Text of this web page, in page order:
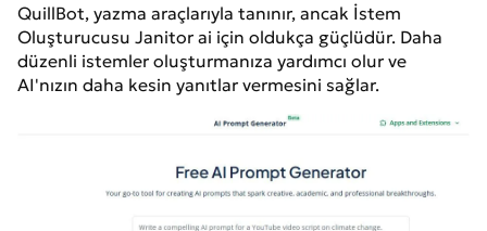
QuillBot, yazma araçlarıyla tanınır, ancak İstem
Oluşturucusu Janitor ai için oldukça güçlüdür. Daha
düzenli istemler oluşturmanıza yardımcı olur ve
AI'nızın daha kesin yanıtlar vermesini sağlar.